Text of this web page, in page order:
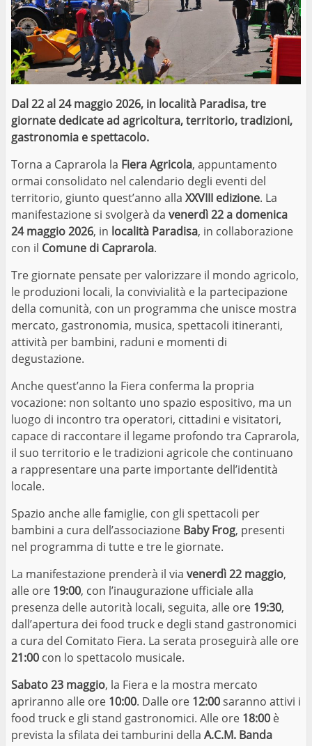
Dal 22 al 24 maggio 2026, in località Paradisa, tre
giornate dedicate ad agricoltura, territorio, tradizioni,
gastronomia e spettacolo.
Torna a Caprarola la Fiera Agricola, appuntamento
ormai consolidato nel calendario degli eventi del
territorio, giunto quest’anno alla XXVIII edizione. La
manifestazione si svolgerà da venerdì 22 a domenica
24 maggio 2026, in località Paradisa, in collaborazione
con il Comune di Caprarola.
Tre giornate pensate per valorizzare il mondo agricolo,
le produzioni locali, la convivialità e la partecipazione
della comunità, con un programma che unisce mostra
mercato, gastronomia, musica, spettacoli itineranti,
attività per bambini, raduni e momenti di
degustazione.
Anche quest’anno la Fiera conferma la propria
vocazione: non soltanto uno spazio espositivo, ma un
luogo di incontro tra operatori, cittadini e visitatori,
capace di raccontare il legame profondo tra Caprarola,
il suo territorio e le tradizioni agricole che continuano
a rappresentare una parte importante dell’identità
locale.
Spazio anche alle famiglie, con gli spettacoli per
bambini a cura dell’associazione Baby Frog, presenti
nel programma di tutte e tre le giornate.
La manifestazione prenderà il via venerdì 22 maggio,
alle ore 19:00, con l’inaugurazione ufficiale alla
presenza delle autorità locali, seguita, alle ore 19:30,
dall’apertura dei food truck e degli stand gastronomici
a cura del Comitato Fiera. La serata proseguirà alle ore
21:00 con lo spettacolo musicale.
Sabato 23 maggio, la Fiera e la mostra mercato
apriranno alle ore 10:00. Dalle ore 12:00saranno attivi i
food truck e gli stand gastronomici. Alle ore 18:00 è
prevista la sfilata dei tamburini della A.C.M. Banda